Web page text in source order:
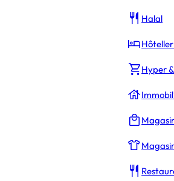
Halal
Hyper